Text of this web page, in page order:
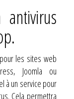
les sites web
Joomla ou
à un service pour
Cela permettra